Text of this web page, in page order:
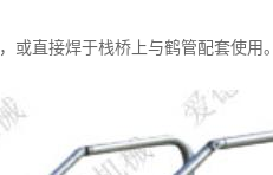
或直接焊于栈桥上与鹤管配套使用。